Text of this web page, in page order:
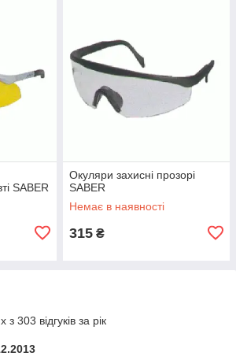
SABER
Окуляри захисні прозорі
SABER
Немає в наявності
315 ₴
303 відгуків за рік